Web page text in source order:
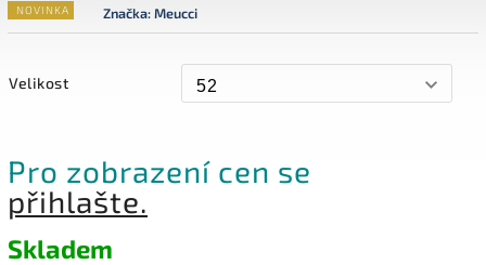
NOVINKA Značka:Meucci
Velikost
Pro zobrazení cen se
přihlašte.
Skladem